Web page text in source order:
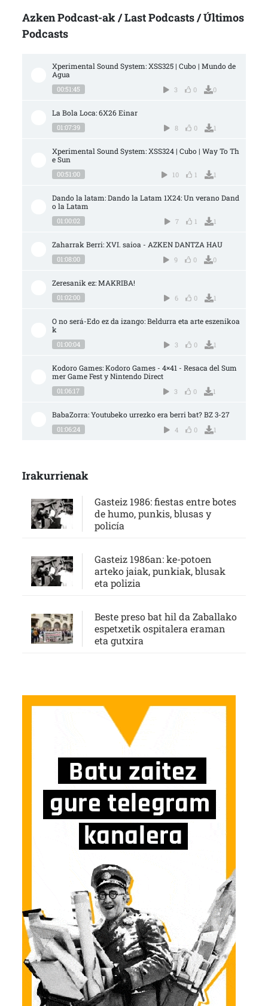
Azken Podcast-ak / Last Podcasts / Últimos
Podcasts
Xperimental Sound System: XSS325 | Cubo | Mundo de
Agua
00:51:45 3 0 0
La Bola Loca: 6X26 Einar
01:07:39 8 0 1
Xperimental Sound System: XSS324 | Cubo | Way To Th
e Sun
00:51:00 10 1 1
Dando la latam: Dando la Latam 1X24: Un verano Dand
o la Latam
01:00:02 7 1 1
Zaharrak Berri: XVI. saioa - AZKEN DANTZA HAU
01:08:00 9 0 0
Zeresanik ez: MAKRIBA!
01:02:00 6 0 1
O no será-Edo ez da izango: Beldurra eta arte eszenikoa
k
01:00:04 3 0 1
Kodoro Games: Kodoro Games - 4×41 - Resaca del Sum
mer Game Fest y Nintendo Direct
01:06:17 3 0 1
BabaZorra: Youtubeko urrezko era berri bat? BZ 3-27
01:06:24 4 0 1
Irakurrienak
Gasteiz 1986: fiestas entre botes
de humo, punkis, blusas y
policía
Gasteiz 1986an: ke-potoen
arteko jaiak, punkiak, blusak
eta polizia
Beste preso bat hil da Zaballako
espetxetik ospitalera eraman
eta gutxira